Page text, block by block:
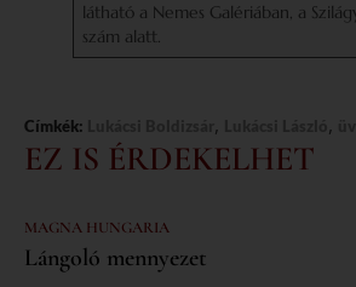
látható a Nemes Galériában, a
szám alatt.
Címkék: , ,
EZ IS ÉRDEKELHET
MAGNA HUNGARIA
Lángoló mennyezet